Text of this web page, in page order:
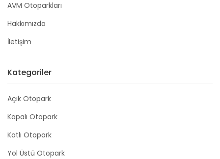
AVM Otoparkları
Hakkımızda
İletişim
Kategoriler
Açık Otopark
Kapalı Otopark
Katlı Otopark
Yol Üstü Otopark